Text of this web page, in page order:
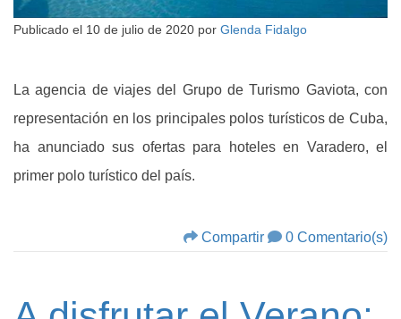
Publicado el 10 de julio de 2020 por Glenda Fidalgo
La agencia de viajes del Grupo de Turismo Gaviota, con
representación en los principales polos turísticos de Cuba,
ha anunciado sus ofertas para hoteles en Varadero, el
primer polo turístico del país.
Compartir 0 Comentario(s)